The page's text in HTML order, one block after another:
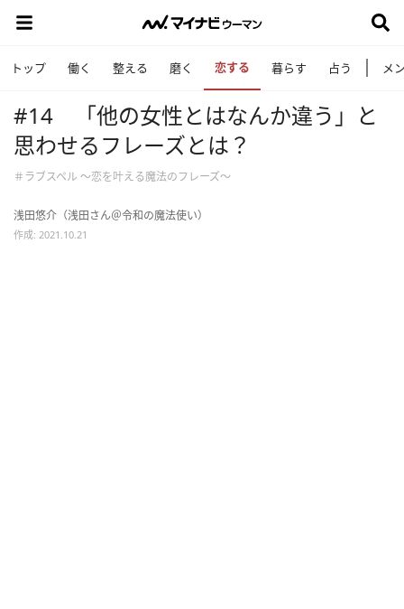
トップ 働く 整える 磨く 恋する 暮らす 占う メ
#14 「他の女性とはなんか違う」と
思わせるフレーズとは？
＃ラブスペル ～恋を叶える魔法のフレーズ～
浅田悠介（浅田さん＠令和の魔法使い）
作成: 2021.10.21